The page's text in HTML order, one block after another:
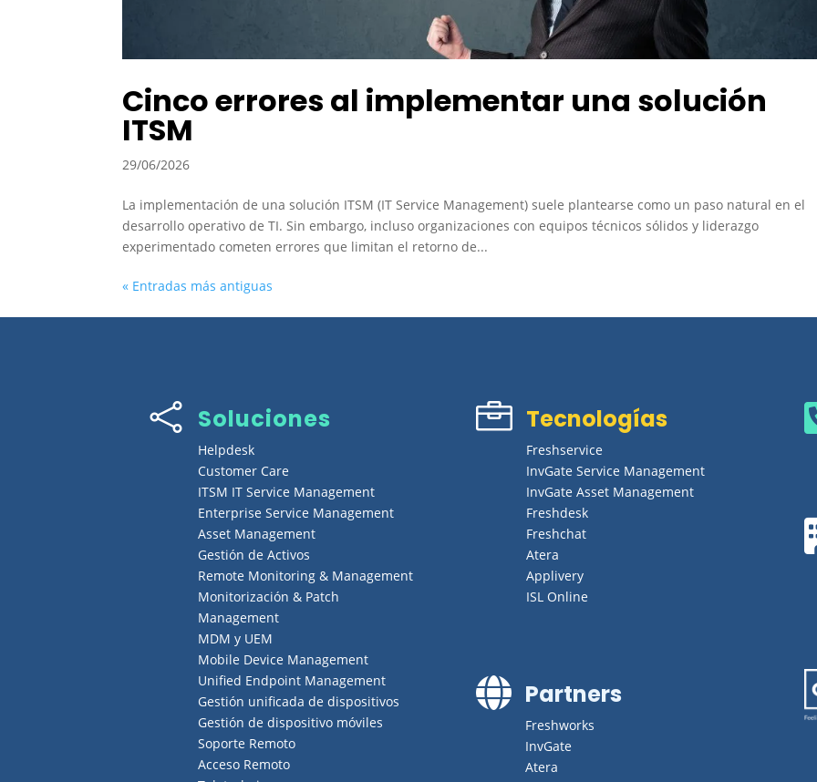
Cinco errores al implementar una solución
ITSM
29/06/2026
La implementación de una solución ITSM (IT Service Management) suele plantearse como un paso natural en el
desarrollo operativo de TI. Sin embargo, incluso organizaciones con equipos técnicos sólidos y liderazgo
experimentado cometen errores que limitan el retorno de...
« Entradas más antiguas
 Soluciones
Helpdesk
Customer Care
ITSM IT Service Management
Enterprise Service Management
Asset Management
Gestión de Activos
Remote Monitoring & Management
Monitorización & Patch
Management
MDM y UEM
Mobile Device Management
Unified Endpoint Management
Gestión unificada de dispositivos
Gestión de dispositivo móviles
Soporte Remoto
Acceso Remoto
 Tecnologías
Freshservice
InvGate Service Management
InvGate Asset Management
Freshdesk
Freshchat
Atera
Applivery
ISL Online
 Partners
Freshworks
InvGate
Atera